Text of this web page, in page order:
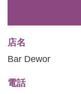
店名
Bar Dewor
電話